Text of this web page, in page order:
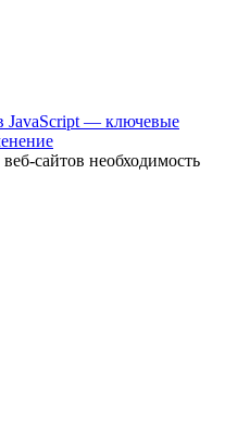
JavaScript — ключевые
сайтов необходимость